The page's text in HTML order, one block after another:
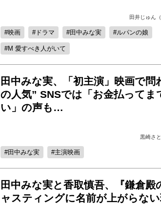
田井じゅん
映画 ドラマ 田中みな実 ルパンの娘
M 愛すべき人がいて
田中みな実、「初主演」映画で問
の人気” SNSでは「お金払ってま
い」の声も…
黒崎さ
田中みな実 主演映画
田中みな実と香取慎吾、『鎌倉殿
ャスティングに名前が上がらな